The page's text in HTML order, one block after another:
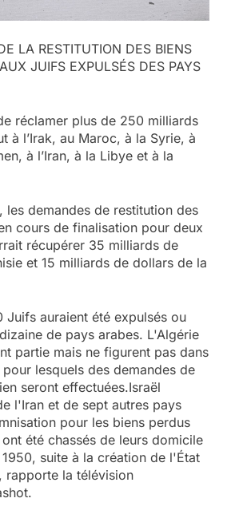
LA RESTITUTION DES BIENS
JUIFS EXPULSÉS DES PAYS
réclamer plus de 250 milliards
à l’Irak, au Maroc, à la Syrie, à
à l’Iran, à la Libye et à la
les demandes de restitution des
cours de finalisation pour deux
récupérer 35 milliards de
et 15 milliards de dollars de la
Juifs auraient été expulsés ou
de pays arabes. L'Algérie
partie mais ne figurent pas dans
lesquels des demandes de
seront effectuées.Israël
l'Iran et de sept autres pays
pour les biens perdus
été chassés de leurs domicile
suite à la création de l'État
rapporte la télévision